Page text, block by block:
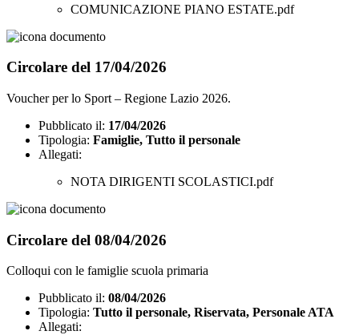
COMUNICAZIONE PIANO ESTATE.pdf
Circolare del 17/04/2026
Voucher per lo Sport – Regione Lazio 2026.
Pubblicato il: 17/04/2026
Tipologia: Famiglie, Tutto il personale
Allegati:
NOTA DIRIGENTI SCOLASTICI.pdf
Circolare del 08/04/2026
Colloqui con le famiglie scuola primaria
Pubblicato il: 08/04/2026
Tipologia: Tutto il personale, Riservata, Personale ATA
Allegati: